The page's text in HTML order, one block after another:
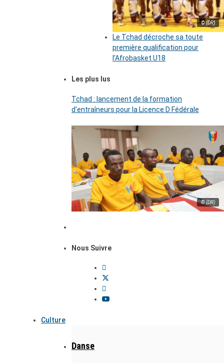
© (DR)
Le Tchad décroche sa toute
première qualification pour
l’Afrobasket U18
Les plus lus
Tchad : lancement de la formation
d’entraîneurs pour la Licence D Fédérale
© (DR)
Nous Suivre
Culture
Danse